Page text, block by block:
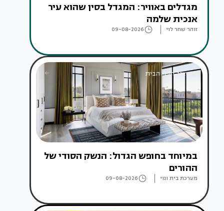
מגדלים באוויר: המגדל בסין שהוא עיר
אנכית שלמה
זוהר שחר לוי 09-08-2026
עיצוב חללי הבית
במיוחד בחופש הגדול: הנשק הסודי של
ההורים
מערכת בית ונוי 09-08-2026